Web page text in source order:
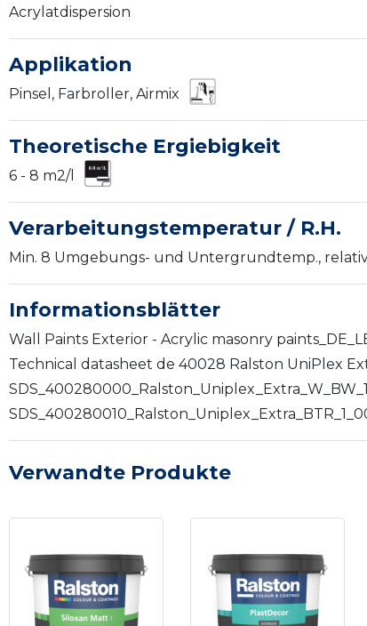
Acrylatdispersion
Applikation
Pinsel, Farbroller, Airmix
Theoretische Ergiebigkeit
6 - 8 m2/l
Verarbeitungstemperatur / R.H.
Min. 8 Umgebungs- und Untergrundtemp.,
Informationsblätter
Wall Paints Exterior - Acrylic masonry
Technical datasheet de 40028 Ralston UniPlex
Verwandte Produkte